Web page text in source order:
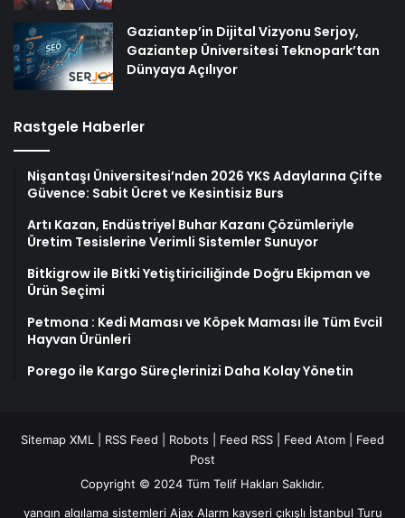
Gaziantep’in Dijital Vizyonu Serjoy,
Gaziantep Üniversitesi Teknopark’tan
Dünyaya Açılıyor
Rastgele Haberler
Nişantaşı Üniversitesi’nden 2026 YKS Adaylarına Çifte
Güvence: Sabit Ücret ve Kesintisiz Burs
Artı Kazan, Endüstriyel Buhar Kazanı Çözümleriyle
Üretim Tesislerine Verimli Sistemler Sunuyor
Bitkigrow ile Bitki Yetiştiriciliğinde Doğru Ekipman ve
Ürün Seçimi
Petmona : Kedi Maması ve Köpek Maması İle Tüm Evcil
Hayvan Ürünleri
Porego ile Kargo Süreçlerinizi Daha Kolay Yönetin
Sitemap XML RSS Feed Robots Feed RSS Feed Atom
Feed
Post
Copyright © 2024 Tüm Telif Hakları Saklıdır.
yangın algılama sistemleri Ajax Alarm kayseri çıkışlı İstanbul Turu